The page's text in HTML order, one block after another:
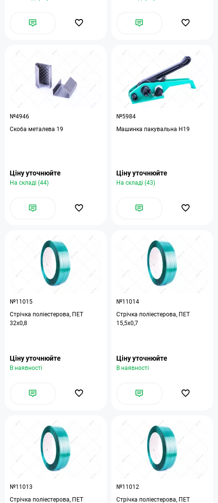
№4946
Скоба металева 19
Ціну уточнюйте
На складі (44)
№5984
Машинка пакувальна Н19
Ціну уточнюйте
На складі (43)
№11015
Стрічка поліестерова, ПЕТ
32х0,8
Ціну уточнюйте
В наявності
№11014
Стрічка поліестерова, ПЕТ
15,5х0,7
Ціну уточнюйте
В наявності
№11013
Стрічка поліестерова, ПЕТ
№11012
Стрічка поліестерова, ПЕТ